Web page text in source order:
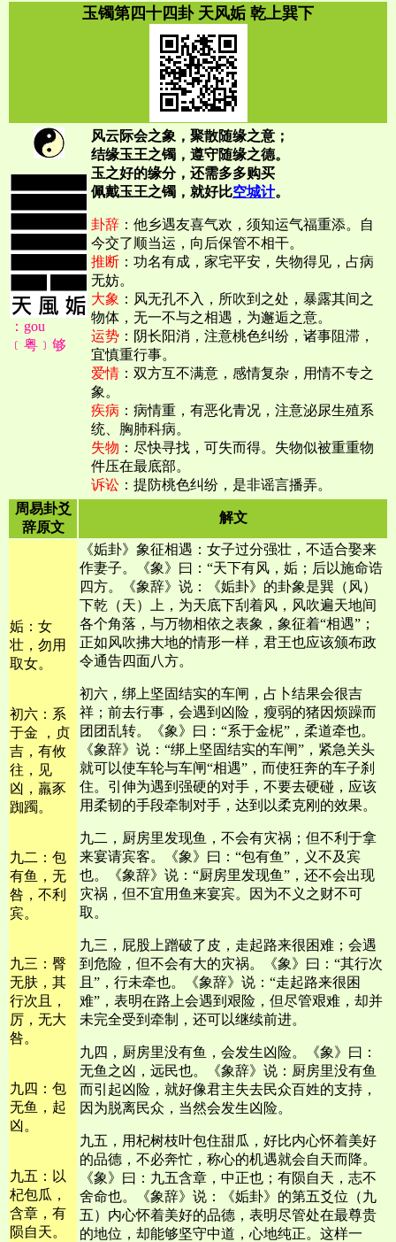
玉镯第四十四卦 天风姤 乾上巽下
：gou
﹝粤﹞够
风云际会之象，聚散随缘之意；
结缘玉王之镯，遵守随缘之德。
玉之好的缘分，还需多多购买
佩戴玉王之镯，就好比空城计。
卦辞 ：他乡遇友喜气欢，须知运气福重添。自
今交了顺当运，向后保管不相干。
推断 ：功名有成，家宅平安，失物得见，占病
无妨。
大象 ：风无孔不入，所吹到之处，暴露其间之
物体，无一不与之相遇，为邂逅之意。
运势 ：阴长阳消，注意桃色纠纷，诸事阻滞，
宜慎重行事。
爱情 ：双方互不满意，感情复杂，用情不专之
象。
疾病 ：病情重，有恶化青况，注意泌尿生殖系
统、胸肺科病。
失物 ：尽快寻找，可失而得。失物似被重重物
件压在最底部。
诉讼 ：提防桃色纠纷，是非谣言播弄。
周易卦爻
辞原文
解文
姤：女
壮，勿用
取女。
初六：系
于金 ，贞
吉，有攸
往，见
凶，羸豕
踟躅。
九二：包
有鱼，无
咎，不利
宾。
九三：臀
无肤，其
行次且，
厉，无大
咎。
九四：包
无鱼，起
凶。
九五：以
杞包瓜，
含章，有
陨自天。
《姤卦》象征相遇：女子过分强壮，不适合娶来
作妻子。《象》曰：“天下有风，姤；后以施命诰
四方。《象辞》说：《姤卦》的卦象是巽（风）
下乾（天）上，为天底下刮着风，风吹遍天地间
各个角落，与万物相依之表象，象征着“相遇”；
正如风吹拂大地的情形一样，君王也应该颁布政
令通告四面八方。
初六，绑上坚固结实的车闸，占卜结果会很吉
祥；前去行事，会遇到凶险，瘦弱的猪因烦躁而
团团乱转。《象》曰：“系于金柅”，柔道牵也。
《象辞》说：“绑上坚固结实的车闸”，紧急关头
就可以使车轮与车闸“相遇”，而使狂奔的车子刹
住。引伸为遇到强硬的对手，不要去硬碰，应该
用柔韧的手段牵制对手，达到以柔克刚的效果。
九二，厨房里发现鱼，不会有灾祸；但不利于拿
来宴请宾客。《象》曰：“包有鱼”，义不及宾
也。《象辞》说：“厨房里发现鱼”，还不会出现
灾祸，但不宜用鱼来宴宾。因为不义之财不可
取。
九三，屁股上蹭破了皮，走起路来很困难；会遇
到危险，但不会有大的灾祸。《象》曰：“其行次
且”，行未牵也。《象辞》说：“走起路来很困
难”，表明在路上会遇到艰险，但尽管艰难，却并
未完全受到牵制，还可以继续前进。
九四，厨房里没有鱼，会发生凶险。《象》曰：
无鱼之凶，远民也。《象辞》说：厨房里没有鱼
而引起凶险，就好像君主失去民众百姓的支持，
因为脱离民众，当然会发生凶险。
九五，用杞树枝叶包住甜瓜，好比内心怀着美好
的品德，不必奔忙，称心的机遇就会自天而降。
《象》曰：九五含章，中正也；有陨自天，志不
舍命也。《象辞》说：《姤卦》的第五爻位（九
五）内心怀着美好的品德，表明尽管处在最尊贵
的地位，却能够坚守中道，心地纯正。这样一